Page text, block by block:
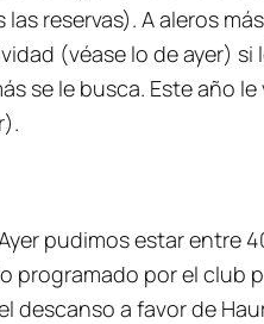
reservas). A aleros
(véase lo de ayer)
se le busca. Este año
pudimos estar entre
programado por el club
descanso a favor de